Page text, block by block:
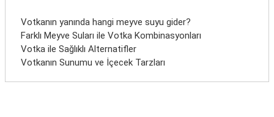
Votkanın yanında hangi meyve suyu gider?
Farklı Meyve Suları ile Votka Kombinasyonları
Votka ile Sağlıklı Alternatifler
Votkanın Sunumu ve İçecek Tarzları